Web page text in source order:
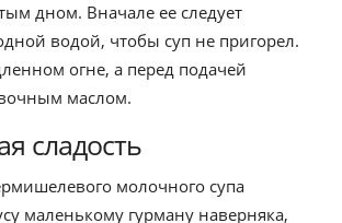
дном. Вначале ее следует
водой, чтобы суп не пригорел.
огне, а перед подачей
маслом.
сладость
молочного супа
маленькому гурману наверняка,